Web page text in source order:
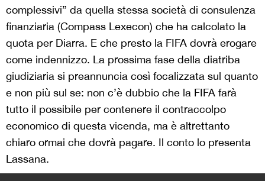
complessivi” da quella stessa società di consulenza
finanziaria (Compass Lexecon) che ha calcolato la
quota per Diarra. E che presto la FIFA dovrà erogare
come indennizzo. La prossima fase della diatriba
giudiziaria si preannuncia così focalizzata sul quanto
e non più sul se: non c’è dubbio che la FIFA farà
tutto il possibile per contenere il contraccolpo
economico di questa vicenda, ma è altrettanto
chiaro ormai che dovrà pagare. Il conto lo presenta
Lassana.